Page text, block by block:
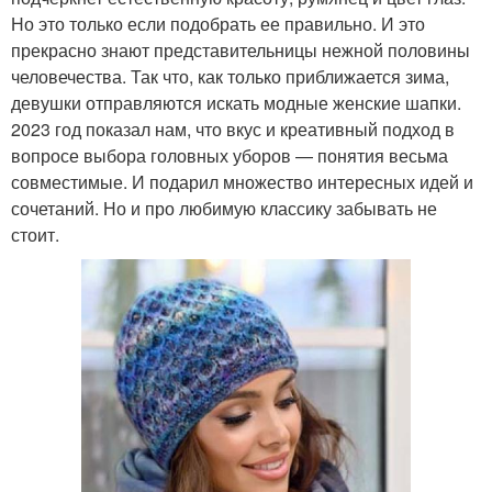
Но это только если подобрать ее правильно. И это
прекрасно знают представительницы нежной половины
человечества. Так что, как только приближается зима,
девушки отправляются искать модные женские шапки.
2023 год показал нам, что вкус и креативный подход в
вопросе выбора головных уборов — понятия весьма
совместимые. И подарил множество интересных идей и
сочетаний. Но и про любимую классику забывать не
стоит.